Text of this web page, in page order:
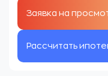
Рассчитать